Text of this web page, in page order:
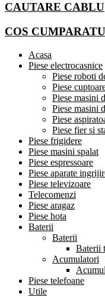
CAUTARE CABLU
COS
Acasa
Piese electrocasnice
Piese roboti
Piese
Piese masini
Piese masini
Piese
Piese fier si
Piese frigidere
Piese masini spalat
Piese espressoare
Piese aparate
Piese televizoare
Telecomenzi
Piese aragaz
Piese hota
Baterii
Baterii
Baterii
Acumulatori
Piese telefoane
Utile